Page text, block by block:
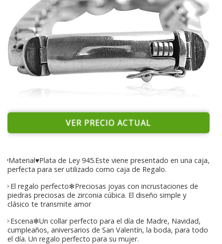
VER PRECIO ACTUAL
♥Material♥Plata de Ley 945.Este viene presentado en una caja,
perfecta para ser utilizado como caja de Regalo.
✧El regalo perfecto✻Preciosas joyas con incrustaciones de
piedras preciosas de zirconia cúbica. El diseño simple y
clásico te transmite amor
✧Escena✻Un collar perfecto para el día de Madre, Navidad,
cumpleaños, aniversarios de San Valentín, la boda, para todo
el día. Un regalo perfecto para su mujer.